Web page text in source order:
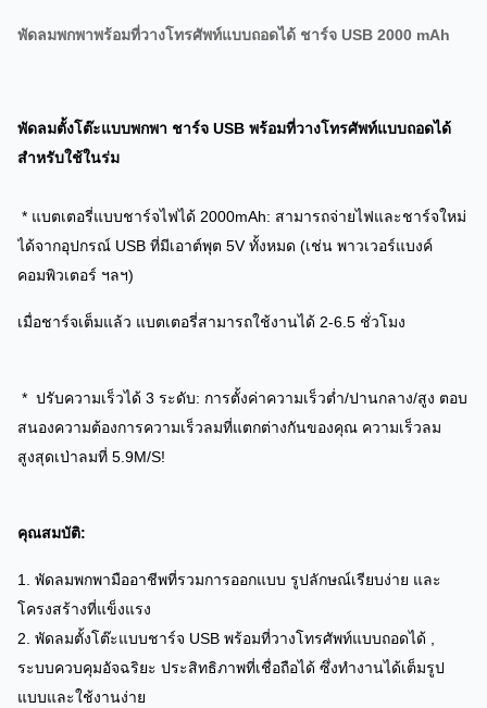
พัดลมพกพาพร้อมที่วางโทรศัพท์แบบถอดได้ ชาร์จ USB 2000 mAh
พัดลมตั้งโต๊ะแบบพกพา ชาร์จ USB พร้อมที่วางโทรศัพท์แบบถอดได้
สำหรับใช้ในร่ม
* แบตเตอรี่แบบชาร์จไฟได้ 2000mAh: สามารถจ่ายไฟและชาร์จใหม่
ได้จากอุปกรณ์ USB ที่มีเอาต์พุต 5V ทั้งหมด (เช่น พาวเวอร์แบงค์
คอมพิวเตอร์ ฯลฯ)
เมื่อชาร์จเต็มแล้ว แบตเตอรี่สามารถใช้งานได้ 2-6.5 ชั่วโมง
* ปรับความเร็วได้ 3 ระดับ: การตั้งค่าความเร็วต่ำ/ปานกลาง/สูง ตอบ
สนองความต้องการความเร็วลมที่แตกต่างกันของคุณ ความเร็วลม
สูงสุดเป่าลมที่ 5.9M/S!
คุณสมบัติ:
1. พัดลมพกพามืออาชีพที่รวมการออกแบบ รูปลักษณ์เรียบง่าย และ
โครงสร้างที่แข็งแรง
2. พัดลมตั้งโต๊ะแบบชาร์จ USB พร้อมที่วางโทรศัพท์แบบถอดได้
ระบบควบคุมอัจฉริยะ ประสิทธิภาพที่เชื่อถือได้ ซึ่งทำงานได้เต็มรูป
แบบและใช้งานง่าย